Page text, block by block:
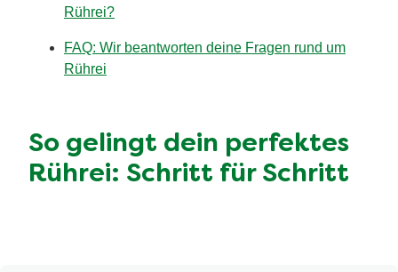
Rührei?
FAQ: Wir beantworten deine Fragen rund um
Rührei
So gelingt dein perfektes
Rührei: Schritt für Schritt